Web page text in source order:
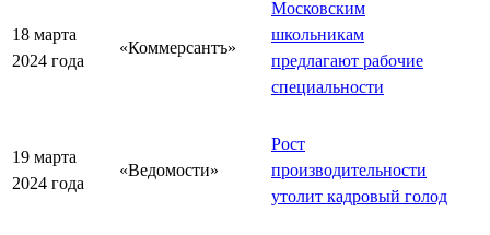
18 марта
2024 года
«Коммерсантъ»
Московским
школьникам
предлагают рабочие
специальности
19 марта
2024 года
«Ведомости»
Рост
производительности
утолит кадровый голод